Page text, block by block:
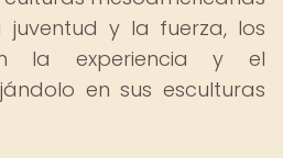
juventud y la fuerza, los
la experiencia y el
en sus esculturas